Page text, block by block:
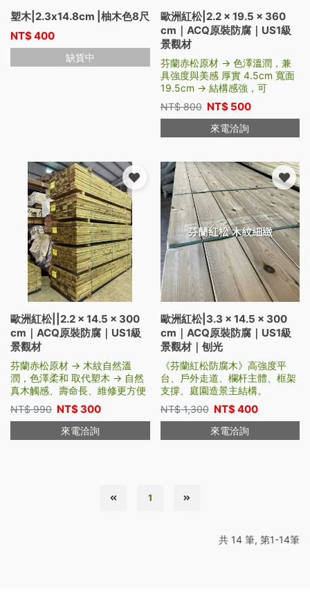
塑木|2.3x14.8cm |柚木色8尺
NT$400
缺貨中
歐洲紅松|2.2 × 19.5 × 360
cm｜ACQ原裝防腐｜US1級
景觀材
芬蘭赤松原材 → 色澤溫潤，兼
具強度與美感 厚實 4.5cm 寬面
19.5cm → 結構感強，可
NT$800 NT$500
來電洽詢
歐洲紅松||2.2 × 14.5 × 300
cm｜ACQ原裝防腐｜US1級
景觀材
芬蘭赤松原材 → 木紋自然溫
潤，色澤柔和 取代塑木 → 自然
真木觸感、壽命長、維修更方便
NT$990 NT$300
來電洽詢
歐洲紅松|3.3 × 14.5 × 300
cm｜ACQ原裝防腐｜US1級
景觀材｜刨光
《芬蘭紅松防腐木》高強度平
台、戶外走道、欄杆主體、框架
支撐、庭園造景主結構。
NT$1,300 NT$400
來電洽詢
1
共 14 筆, 第1-14筆